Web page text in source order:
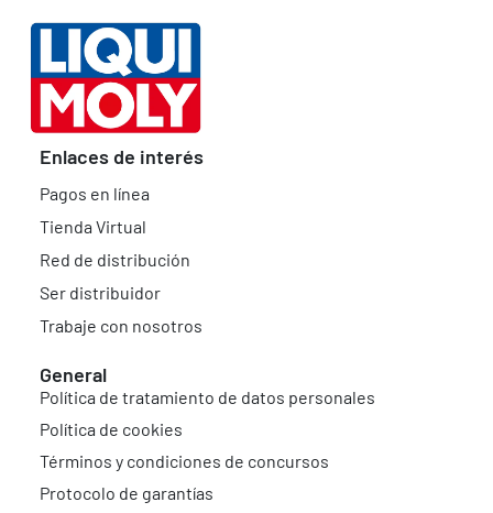
Enlaces de interés
Pagos en línea
Tienda Virtual
Red de distribución
Ser distribuidor
Trabaje con nosotros
General
Política de tratamiento de datos personales
Política de cookies
Términos y condiciones de concursos
Protocolo de garantías